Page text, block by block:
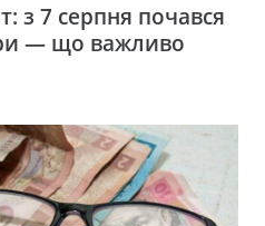
з 7 серпня почався
— що важливо